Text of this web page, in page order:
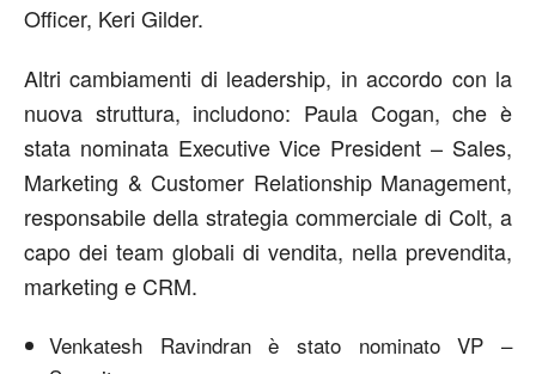
Officer, Keri Gilder.
Altri cambiamenti di leadership, in accordo con la
nuova struttura, includono: Paula Cogan, che è
stata nominata Executive Vice President – Sales,
Marketing & Customer Relationship Management,
responsabile della strategia commerciale di Colt, a
capo dei team globali di vendita, nella prevendita,
marketing e CRM.
Venkatesh Ravindran è stato nominato VP –